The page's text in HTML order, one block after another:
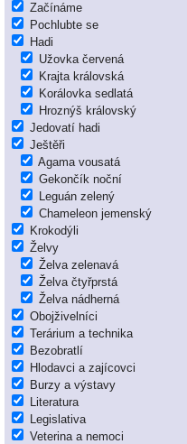
Začínáme
Pochlubte se
Hadi
Užovka červená
Krajta královská
Korálovka sedlatá
Hroznýš královský
Jedovatí hadi
Ještěři
Agama vousatá
Gekončík noční
Leguán zelený
Chameleon jemenský
Krokodýli
Želvy
Želva zelenavá
Želva čtyřprstá
Želva nádherná
Obojživelníci
Terárium a technika
Bezobratlí
Hlodavci a zajícovci
Burzy a výstavy
Literatura
Legislativa
Veterina a nemoci